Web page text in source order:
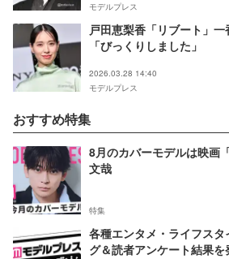
モデルプレス
戸田恵梨香「リブート」
「びっくりしました」
2026.03.28 14:40
モデルプレス
おすすめ特集
8月のカバーモデルは映画
文哉
特集
各種エンタメ・ライフス
グ＆読者アンケート結果を